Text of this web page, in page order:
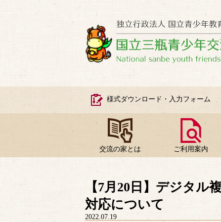
様式ダウンロード・入力フォーム
交流の家とは ご利用案内
【7月20日】デジタル
対応について
2022.07.19